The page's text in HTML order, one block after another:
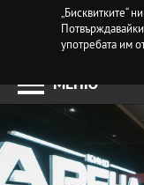
„Бисквитките“
употребата им
МЕНЮ